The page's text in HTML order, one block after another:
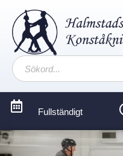
Fullständigt